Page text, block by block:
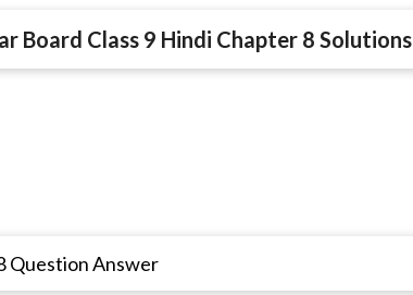
Board Class 9 Hindi Chapter 8 Solutions
Question Answer